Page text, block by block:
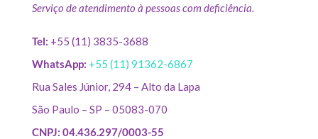
Serviço de atendimento à pessoas com deficiência.
Tel: +55 (11) 3835-3688
WhatsApp: +55 (11) 91362-6867
Rua Sales Júnior, 294 – Alto da Lapa
São Paulo – SP – 05083-070
CNPJ: 04.436.297/0003-55